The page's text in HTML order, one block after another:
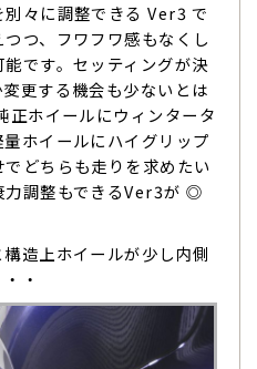
々に調整できる Ver3 で
つ、フワフワ感もなくし
です。セッティングが決
更する機会も少ないとは
正ホイールにウィンタータ
ホイールにハイグリップ
どちらも走りを求めたい
力調整もできるVer3が ◎
造上ホイールが少し内側
・